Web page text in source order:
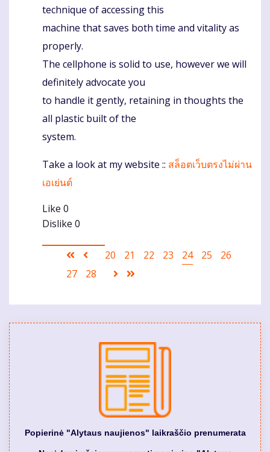
technique of accessing this
machine that saves both time and vitality as
properly.
The cellphone is solid to use, however we will
definitely advocate you
to handle it gently, retaining in thoughts the
all plastic built of the
system.
Take a look at my website :: สล็อตเว็บตรงไม่ผ่าน
เอเย่นต์
Like 0
Dislike 0
Pagination
First
page
Ankstesnis
puslapis
Puslapis
20 Puslapis
21 Puslapis
22 Puslapis
23
Current
24 Puslapis
25 Puslapis
26
Puslapis
27 Puslapis
28
Sekantis
Popierinė "Alytaus naujienos" laikraščio prenumerata